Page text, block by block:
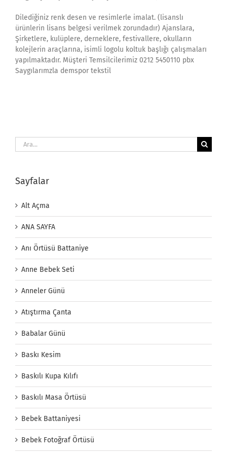
Dilediğiniz renk desen ve resimlerle imalat. (lisanslı
ürünlerin lisans belgesi verilmek zorundadır) Ajanslara,
Şirketlere, kulüplere, derneklere, festivallere, okulların
kolejlerin araçlarına, isimli logolu koltuk başlığı çalışmaları
yapılmaktadır. Müşteri Temsilcilerimiz 0212 5450110 pbx
Saygılarımzla demspor tekstil
Ara:
Sayfalar
Alt Açma
ANA SAYFA
Anı Örtüsü Battaniye
Anne Bebek Seti
Anneler Günü
Atıştırma Çanta
Babalar Günü
Baskı Kesim
Baskılı Kupa Kılıfı
Baskılı Masa Örtüsü
Bebek Battaniyesi
Bebek Fotoğraf Örtüsü